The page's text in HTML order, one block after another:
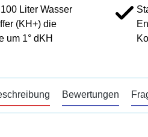
Liter Wasser
(KH+) die
um 1° dKH
Bewertungen